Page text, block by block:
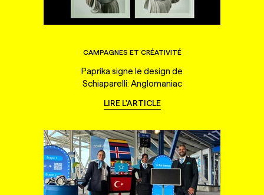
CAMPAGNES ET CRÉATIVITÉ
Paprika signe le design de
Schiaparelli: Anglomaniac
LIRE L'ARTICLE